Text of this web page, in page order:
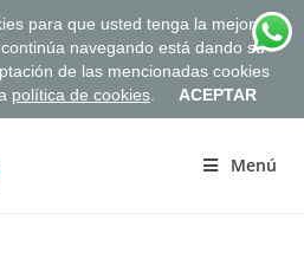
Menú
para que usted tenga la mejor
navegando está dando su
de las mencionadas cookies
política de cookies ACEPTAR